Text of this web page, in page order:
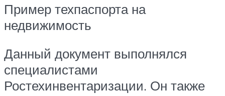
Пример техпаспорта на
недвижимость
Данный документ выполнялся
специалистами
Ростехинвентаризации. Он также